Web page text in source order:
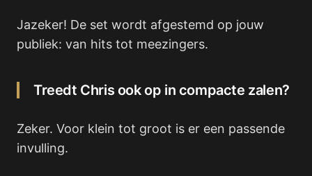
Jazeker! De set wordt afgestemd op jouw
publiek: van hits tot meezingers.
Treedt Chris ook op in compacte zalen?
Zeker. Voor klein tot groot is er een passende
invulling.